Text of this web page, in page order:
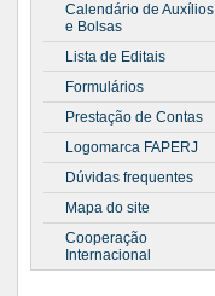
Calendário de Auxílios
e Bolsas
Lista de Editais
Formulários
Prestação de Contas
Logomarca FAPERJ
Dúvidas frequentes
Mapa do site
Cooperação
Internacional